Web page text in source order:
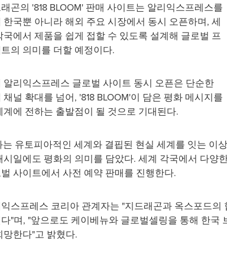
곤의 '818 BLOOM' 판매 사이트는 알리익스프레스를
한국뿐 아니라 해외 주요 시장에서 동시 오픈하며, 세
국에서 제품을 쉽게 접할 수 있도록 설계해 글로벌 프
의 의미를 더할 예정이다.
알리익스프레스 글로벌 사이트 동시 오픈은 단순한
채널 확대를 넘어, '818 BLOOM'이 담은 평화 메시지를
계에 전하는 출발점이 될 것으로 기대된다.
는 유토피아적인 세계와 결핍된 현실 세계를 잇는 이
시일에도 평화의 의미를 담았다. 세계 각국에서 다양
사이트에서 사전 예약 판매를 진행한다.
스프레스 코리아 관계자는 "지드래곤과 옥스포드
"며, "앞으로도 케이베뉴와 글로벌셀링을 통해 한
망한다"고 밝혔다.